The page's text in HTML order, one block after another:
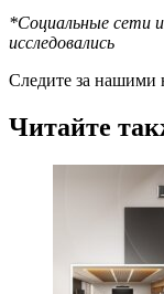
*Социальные сети
исследовались
Следите за нашими
Читайте